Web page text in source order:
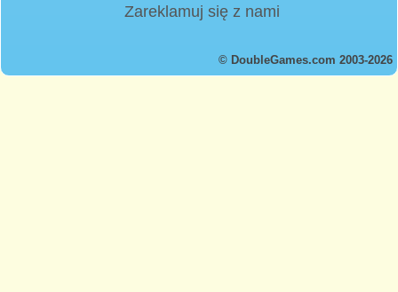
Zareklamuj się z nami
© DoubleGames.com 2003-2026